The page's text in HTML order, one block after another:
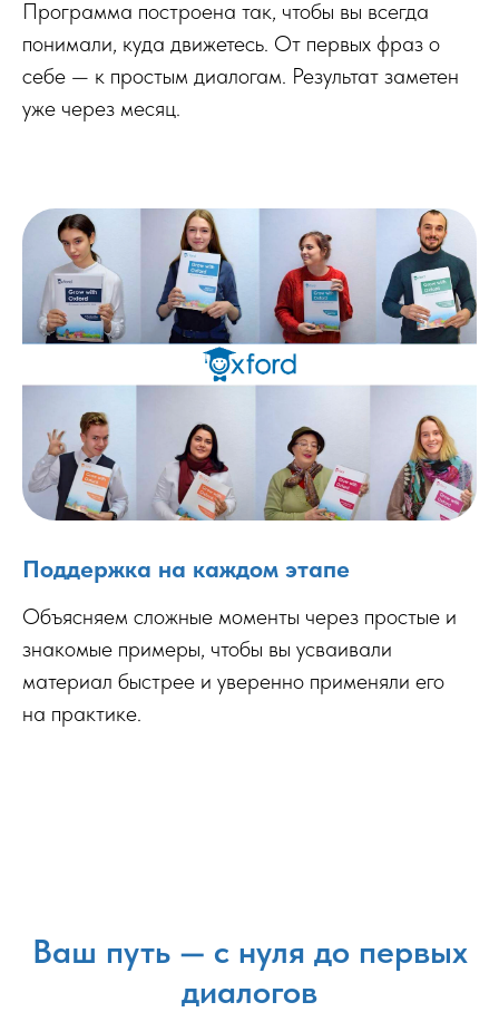
Программа построена так, чтобы вы всегда
понимали, куда движетесь. От первых фраз о
себе — к простым диалогам. Результат заметен
уже через месяц.
Поддержка на каждом этапе
Объясняем сложные моменты через простые и
знакомые примеры, чтобы вы усваивали
материал быстрее и уверенно применяли его
на практике.
Ваш путь — с нуля до первых
диалогов